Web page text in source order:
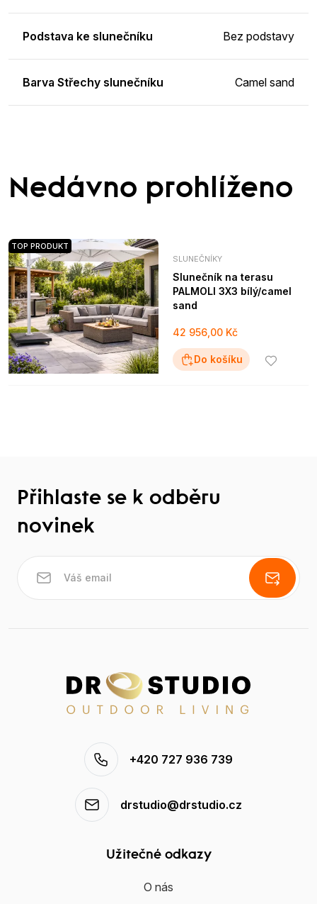
Podstava ke slunečníku Bez podstavy
Barva Střechy slunečníku Camel sand
Nedávno prohlíženo
TOP PRODUKT
SLUNEČNÍKY
Slunečník na terasu
PALMOLI 3X3 bílý/camel
sand
42 956,00 Kč
Do košíku
Přihlaste se k odběru
novinek
+420 727 936 739
drstudio@drstudio.cz
Užitečné odkazy
O nás